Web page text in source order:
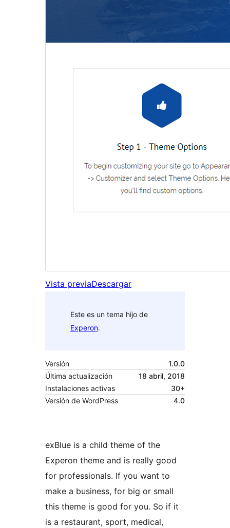
Vista previaDescargar
Este es un tema hijo de
Experon.
Versión
1.0.0
Última actualización
18 abril, 2018
Instalaciones activas
30+
Versión de WordPress
4.0
exBlue is a child theme of the
Experon theme and is really good
for professionals. If you want to
make a business, for big or small
this theme is good for you. So if it
is a restaurant, sport, medical,